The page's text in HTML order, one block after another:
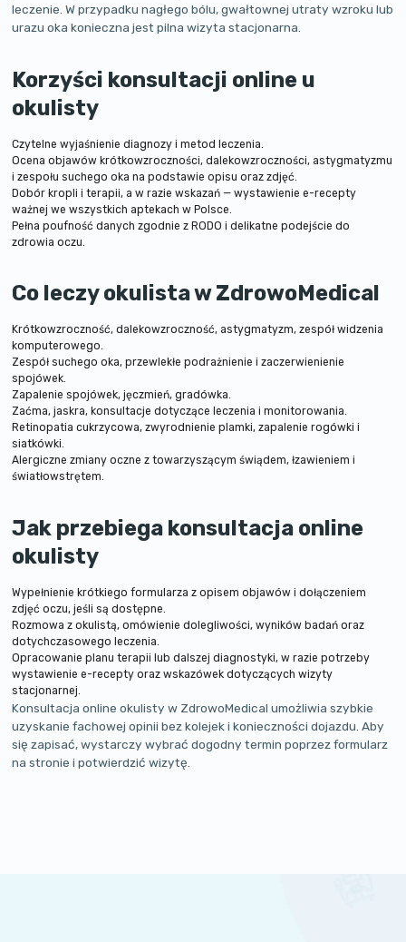
leczenie. W przypadku nagłego bólu, gwałtownej utraty wzroku lub
urazu oka konieczna jest pilna wizyta stacjonarna.
Korzyści konsultacji online u
okulisty
Czytelne wyjaśnienie diagnozy i metod leczenia.
Ocena objawów krótkowzroczności, dalekowzroczności, astygmatyzmu
i zespołu suchego oka na podstawie opisu oraz zdjęć.
Dobór kropli i terapii, a w razie wskazań — wystawienie e-recepty
ważnej we wszystkich aptekach w Polsce.
Pełna poufność danych zgodnie z RODO i delikatne podejście do
zdrowia oczu.
Co leczy okulista w ZdrowoMedical
Krótkowzroczność, dalekowzroczność, astygmatyzm, zespół widzenia
komputerowego.
Zespół suchego oka, przewlekłe podrażnienie i zaczerwienienie
spojówek.
Zapalenie spojówek, jęczmień, gradówka.
Zaćma, jaskra, konsultacje dotyczące leczenia i monitorowania.
Retinopatia cukrzycowa, zwyrodnienie plamki, zapalenie rogówki i
siatkówki.
Alergiczne zmiany oczne z towarzyszącym świądem, łzawieniem i
światłowstrętem.
Jak przebiega konsultacja online
okulisty
Wypełnienie krótkiego formularza z opisem objawów i dołączeniem
zdjęć oczu, jeśli są dostępne.
Rozmowa z okulistą, omówienie dolegliwości, wyników badań oraz
dotychczasowego leczenia.
Opracowanie planu terapii lub dalszej diagnostyki, w razie potrzeby
wystawienie e-recepty oraz wskazówek dotyczących wizyty
stacjonarnej.
Konsultacja online okulisty w ZdrowoMedical umożliwia szybkie
uzyskanie fachowej opinii bez kolejek i konieczności dojazdu. Aby
się zapisać, wystarczy wybrać dogodny termin poprzez formularz
na stronie i potwierdzić wizytę.